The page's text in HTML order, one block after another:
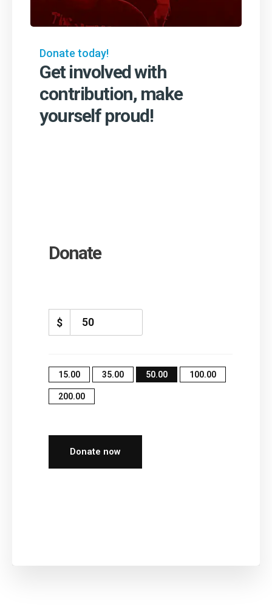
Donate today!
Get involved with
contribution, make
yourself proud!
Donate
$
15.00 35.00 50.00 100.00
200.00
Donate now